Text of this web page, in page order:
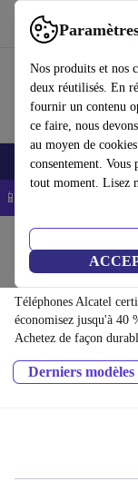
Nos produits et nos
deux réutilisés. En
fournir un contenu
ce faire, nous
au moyen de
consentement.
tout moment. Lisez
Utilisez refurbed
Smartphones Laptops
📱 -5% EXTRA sur
Téléphones
Téléphones Alcatel
économisez jusqu'à 40
Achetez de façon
Derniers modèles